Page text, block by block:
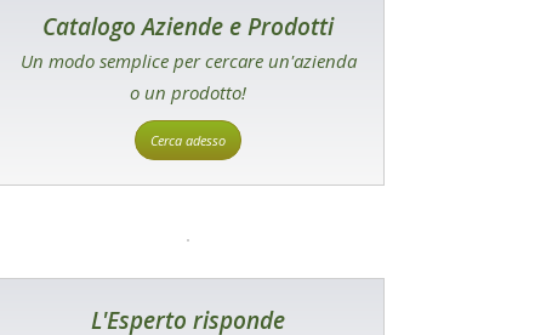
Catalogo Aziende e Prodotti
Un modo semplice per cercare un'azienda
o un prodotto!
Cerca adesso
L'Esperto risponde